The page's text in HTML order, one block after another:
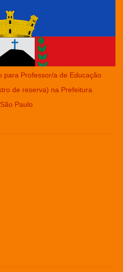
para Professor/a de Educação
de reserva) na Prefeitura
Paulo